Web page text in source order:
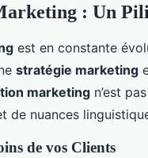
: Un
est en constante
stratégie marketing
marketing n’est
de nuances
de vos Clients